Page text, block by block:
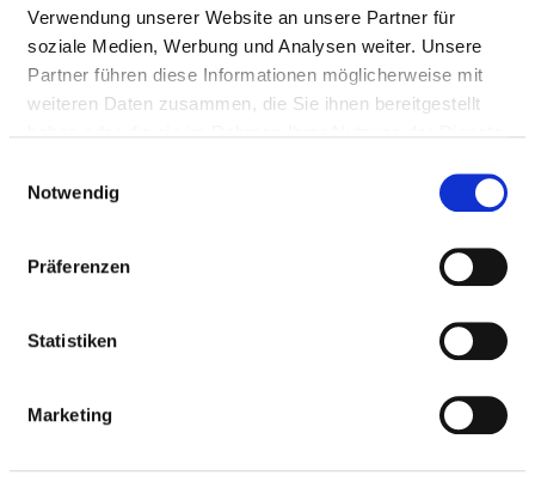
Verwendung unserer Website an unsere Partner für
soziale Medien, Werbung und Analysen weiter. Unsere
Partner führen diese Informationen möglicherweise mit
weiteren Daten zusammen, die Sie ihnen bereitgestellt
Notwendig
Präferenzen
Statistiken
Marketing
Medizinisch-pflegerische Leistungen
Service & Ausstattung
KRANKENHAUSES
Welche Krankheiten werden in diesem Krankenhaus
diesem Krankenhaus behandelt oder durchgeführt
werden, per Volltext-Suche.